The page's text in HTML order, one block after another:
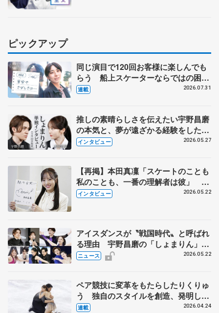
ピックアップ
同じ演目で120回お客様に楽しんでも
らう 船上スケーターならではの困難
とは 影響あったPIW前キャプテン松
連載 2026.07.31
推しの素晴らしさを伝えたい宇野昌磨
の本気と、夢が遠ざかる経験をした本
田真凜の覚悟
インタビュー 2026.05.27
【再掲】本田真凜「スケートのことも
私のことも、一番の理解者は彼」 引
退時の単独インタビューで語った競技
インタビュー 2026.05.22
アイスダンスが〝戦国時代〟と呼ばれ
る理由 宇野昌磨の「しょまりん」ら
実力者が相次いで参戦 国内の競争激
ニュース 2026.05.22
ペア競技に変革をもたらしたりくりゅ
う 独自のスタイルを創造、発明した
【引退発表後②】
連載 2026.04.24